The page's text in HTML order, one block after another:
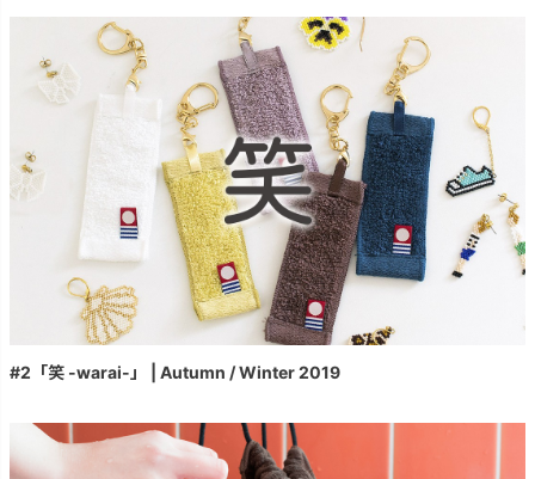
#2「笑 -warai-」 | Autumn / Winter 2019